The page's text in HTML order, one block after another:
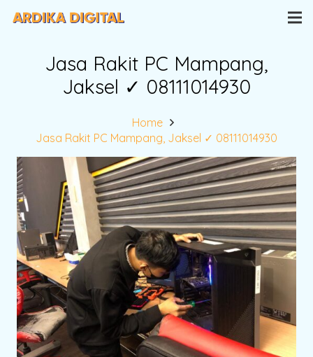
Jasa Rakit PC Mampang,
Jaksel ✓ 08111014930
Home
Jasa Rakit PC Mampang, Jaksel ✓ 08111014930